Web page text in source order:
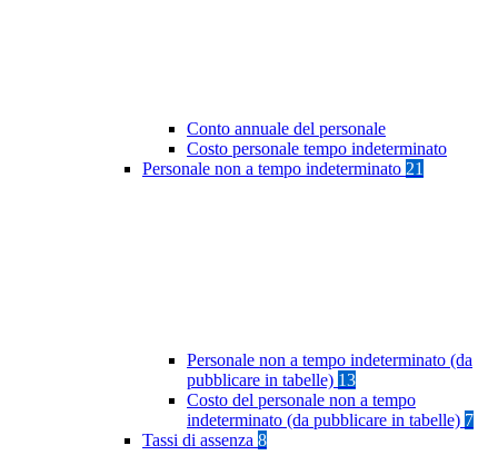
Conto annuale del personale
Costo personale tempo indeterminato
Personale non a tempo indeterminato 21
Personale non a tempo indeterminato (da
pubblicare in tabelle) 13
Costo del personale non a tempo
indeterminato (da pubblicare in tabelle) 7
Tassi di assenza 8